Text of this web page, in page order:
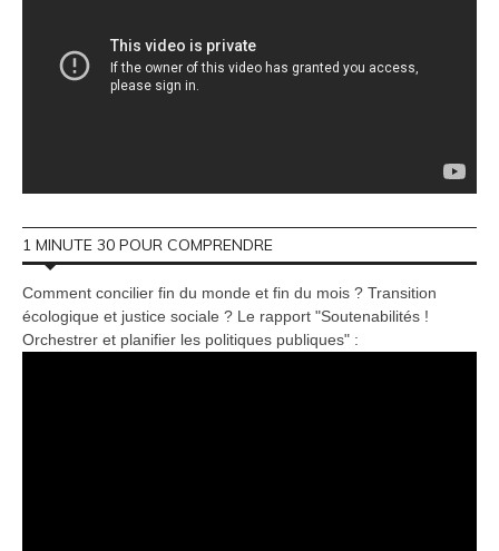
1 MINUTE 30 POUR COMPRENDRE
Comment concilier fin du monde et fin du mois ? Transition
écologique et justice sociale ? Le rapport "Soutenabilités !
Orchestrer et planifier les politiques publiques" :